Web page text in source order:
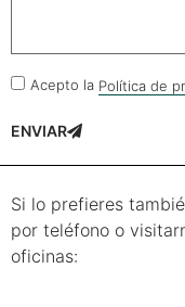
Acepto la Política de
ENVIAR
Si lo prefieres
por teléfono o
oficinas: